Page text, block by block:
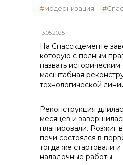
реализация
13.05.2025
модернизация
На Спасскцементе
которую с полным
назвать
масштабная
технологической
Реконструкция
месяцев и
планировали. Розжиг
печи состоялся в
тогда же стартовали
наладочные работы.